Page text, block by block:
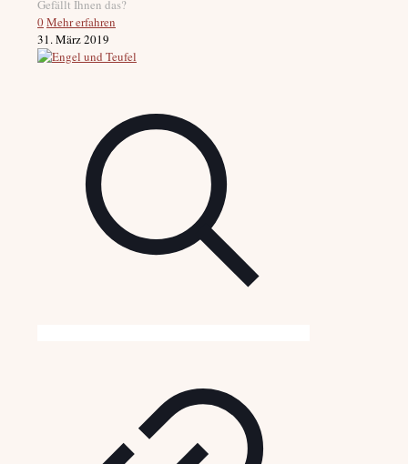
Gefällt Ihnen das?
0Mehr erfahren
31. März 2019